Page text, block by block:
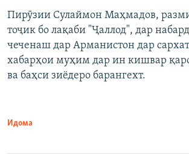
Auto 240p 360p
720p 1080p
Пирӯзии Сулаймон Маҳмадов,
тоҷик бо лақаби "Ҷаллод", дар
чеченаш дар Арманистон дар
хабарҳои муҳим дар ин кишвар
ва баҳси зиёдеро барангехт.
Идома